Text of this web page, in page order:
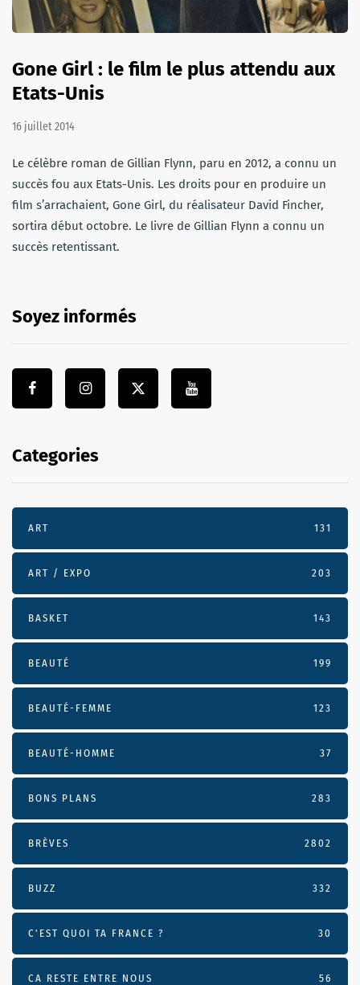
Gone Girl : le film le plus attendu aux
Etats-Unis
16 juillet 2014
Le célèbre roman de Gillian Flynn, paru en 2012, a connu un
succès fou aux Etats-Unis. Les droits pour en produire un
film s’arrachaient, Gone Girl, du réalisateur David Fincher,
sortira début octobre. Le livre de Gillian Flynn a connu un
succès retentissant.
Soyez informés
Categories
ART 131
ART / EXPO 203
BASKET 143
BEAUTÉ 199
BEAUTÉ-FEMME 123
BEAUTÉ-HOMME 37
BONS PLANS 283
BRÈVES 2802
BUZZ 332
C'EST QUOI TA FRANCE ? 30
CA RESTE ENTRE NOUS 56